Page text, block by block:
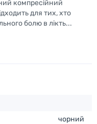
компресійний
для тих, хто
болю в лікть...
чорний